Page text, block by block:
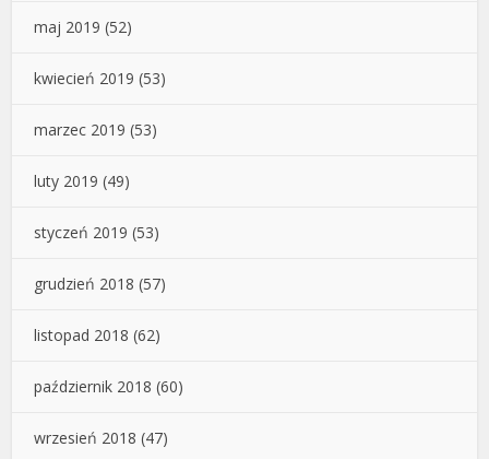
maj 2019 (52)
kwiecień 2019 (53)
marzec 2019 (53)
luty 2019 (49)
styczeń 2019 (53)
grudzień 2018 (57)
listopad 2018 (62)
październik 2018 (60)
wrzesień 2018 (47)